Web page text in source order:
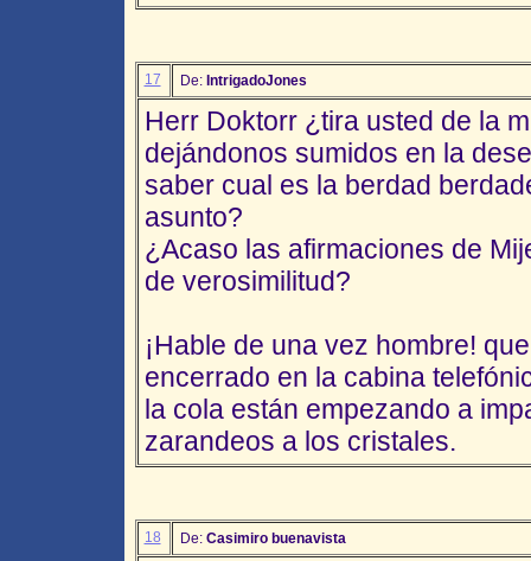
17 De: IntrigadoJones
Herr Doktorr ¿tira usted de la
dejándonos sumidos en la
saber cual es la berdad
asunto?
¿Acaso las afirmaciones de
de verosimilitud?
¡Hable de una vez hombre!
encerrado en la cabina
la cola están empezando a
zarandeos a los cristales.
18 De: Casimiro buenavista